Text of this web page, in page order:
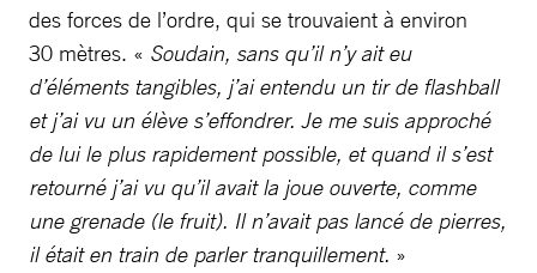
des forces de l’ordre, qui se trouvaient à environ
30 mètres. « Soudain, sans qu’il n’y ait eu
d’éléments tangibles, j’ai entendu un tir de flashball
et j’ai vu un élève s’effondrer. Je me suis approché
de lui le plus rapidement possible, et quand il s’est
retourné j’ai vu qu’il avait la joue ouverte, comme
une grenade (le fruit). Il n’avait pas lancé de pierres,
il était en train de parler tranquillement. »